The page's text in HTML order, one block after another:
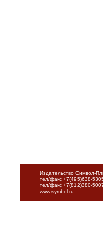
Издательство Символ-
тел/факс +7(495)638-
тел/факс +7(812)380-
www.symbol.ru